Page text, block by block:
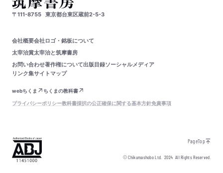
〒111-8755 東京都台東区蔵前2-5-3
会社概要会社ロゴ・銘板について
太宰治賞太宰治と筑摩書房
お問い合わせ著作権について出版目録ソーシャルメディア
リンク集サイトマップ
webちくま
ちくまの教科書
プライバシーポリシー教科書採択の公正確保に関する基本方針免責事項
PageTop
© Chikumashobo Ltd.2024 All Rights Reserved.